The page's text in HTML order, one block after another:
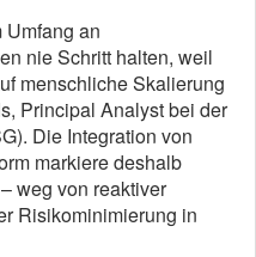
Umfang an
nie Schritt halten, weil
menschliche Skalierung
Principal Analyst bei der
Die Integration von
markiere deshalb
weg von reaktiver
Risikominimierung in